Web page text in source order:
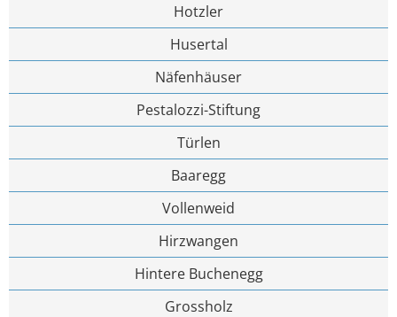
Hotzler
Husertal
Näfenhäuser
Pestalozzi-Stiftung
Türlen
Baaregg
Vollenweid
Hirzwangen
Hintere Buchenegg
Grossholz